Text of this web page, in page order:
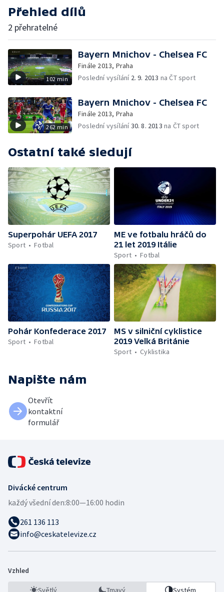
Přehled dílů
2 přehratelné
102 min
Bayern Mnichov - Chelsea FC
Finále 2013, Praha
Poslední vysílání 2. 9. 2013 na ČT sport
262 min
Bayern Mnichov - Chelsea FC
Finále 2013, Praha
Poslední vysílání30. 8. 2013 na ČT sport
Ostatní také sledují
Superpohár UEFA 2017
Sport
Fotbal
ME ve fotbalu hráčů do
21 let 2019 Itálie
Sport
Fotbal
Pohár Konfederace 2017
Sport
Fotbal
MS v silniční cyklistice
2019 Velká Británie
Sport
Cyklistika
Napište nám
Otevřít
kontaktní
formulář
Divácké centrum
každý všední den:8:00—16:00 hodin
261 136 113
info@ceskatelevize.cz
Vzhled
Světlý Tmavý Systém